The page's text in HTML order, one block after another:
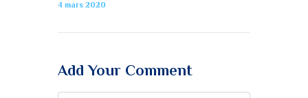
4 mars 2020
Add Your Comment